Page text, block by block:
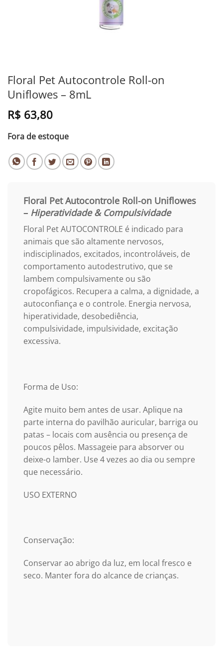
Floral Pet Autocontrole Roll-on
Uniflowes – 8mL
R$ 63,80
Fora de estoque
Floral Pet Autocontrole Roll-on Uniflowes
– Hiperatividade & Compulsividade
Floral Pet AUTOCONTROLE é indicado para
animais que são altamente nervosos,
indisciplinados, excitados, incontroláveis, de
comportamento autodestrutivo, que se
lambem compulsivamente ou são
cropofágicos. Recupera a calma, a dignidade, a
autoconfiança e o controle. Energia nervosa,
hiperatividade, desobediência,
compulsividade, impulsividade, excitação
excessiva.
Forma de Uso:
Agite muito bem antes de usar. Aplique na
parte interna do pavilhão auricular, barriga ou
patas – locais com ausência ou presença de
poucos pêlos. Massageie para absorver ou
deixe-o lamber. Use 4 vezes ao dia ou sempre
que necessário.​
USO EXTERNO
Conservação:
Conservar ao abrigo da luz, em local fresco e
seco. Manter fora do alcance de crianças.